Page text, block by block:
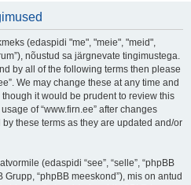
(edaspidi "me", "meie", "meid",
nõustud sa järgnevate tingimustega.
by all of the following terms then please
We may change these at any time and
it would be prudent to review this
of “www.firn.ee” after changes
these terms as they are updated and/or
(edaspidi “see”, “selle”, “phpBB
Grupp, “phpBB meeskond”), mis on antud